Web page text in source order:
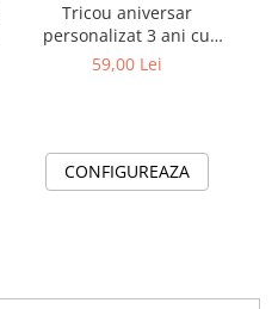
Tricou aniversar
personalizat 3 ani cu
Minnie Mouse
59,00 Lei
CONFIGUREAZA